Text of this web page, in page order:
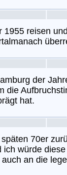
1955 reisen
der
die
hat.
70er
ich würde
an die